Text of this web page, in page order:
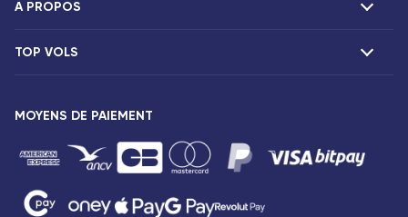
F.A.Q et contacts
Destinations
A PROPOS
Présentation
Espace presse
Conditions tarifaires
Droits des passagers
Conditions générales de vente
TOP VOLS
Vols Paris Saint-Denis
Vols Paris Dzaoudzi
MOYENS DE PAIEMENT